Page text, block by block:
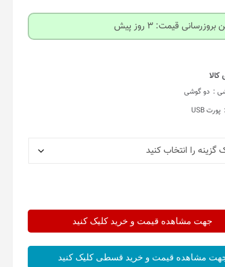
قیمت: 3 روز پیش
: دو گوشی
پورت USB
جهت مشاهده قیمت و خرید کلیک کنید
مشاهده قیمت و خرید قسطی کلیک کنید